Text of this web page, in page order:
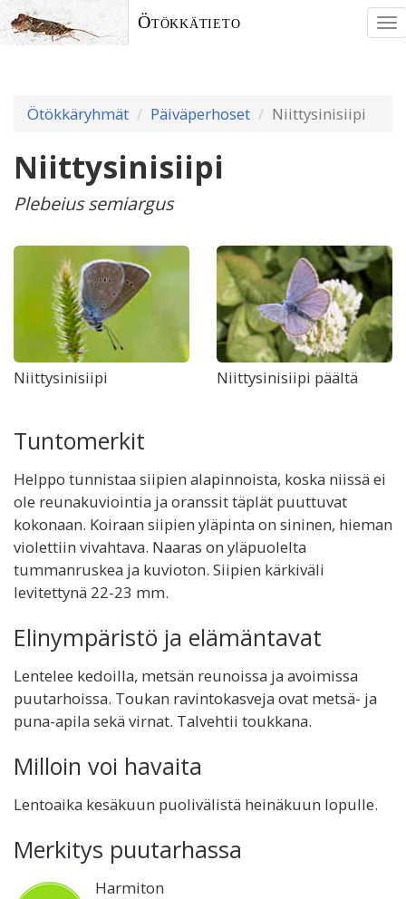
Ötökkätieto
Ötökkäryhmät Päiväperhoset Niittysinisiipi
Niittysinisiipi
Plebeius semiargus
Niittysinisiipi Niittysinisiipi päältä
Tuntomerkit
Helppo tunnistaa siipien alapinnoista, koska niissä ei
ole reunakuviointia ja oranssit täplät puuttuvat
kokonaan. Koiraan siipien yläpinta on sininen, hieman
violettiin vivahtava. Naaras on yläpuolelta
tummanruskea ja kuvioton. Siipien kärkiväli
levitettynä 22-23 mm.
Elinympäristö ja elämäntavat
Lentelee kedoilla, metsän reunoissa ja avoimissa
puutarhoissa. Toukan ravintokasveja ovat metsä- ja
puna-apila sekä virnat. Talvehtii toukkana.
Milloin voi havaita
Lentoaika kesäkuun puolivälistä heinäkuun lopulle.
Merkitys puutarhassa
Harmiton